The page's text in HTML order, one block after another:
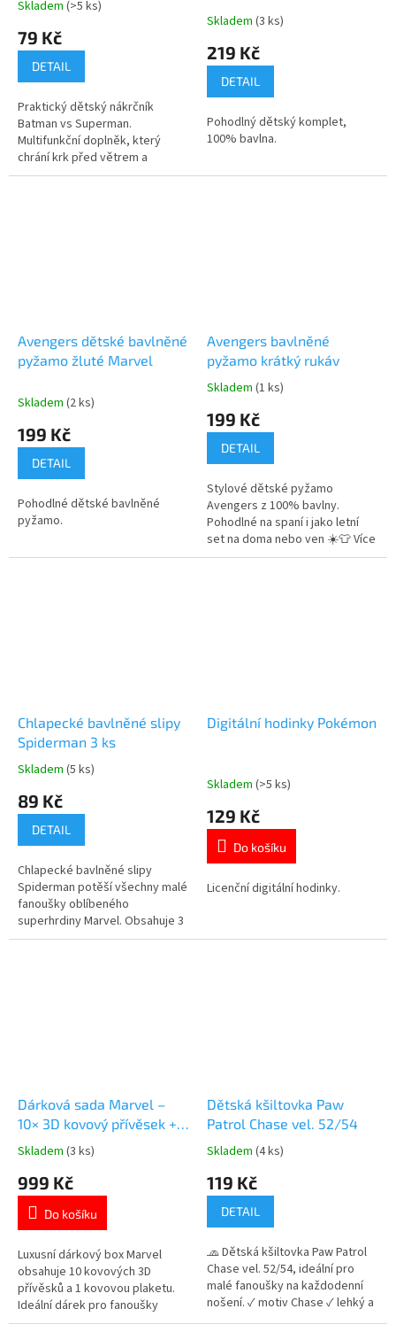
Průměrné
produktu
5
hvězdiček.
Skladem (>5 ks)
79 Kč
DETAIL
Praktický dětský nákrčník
Batman vs Superman.
Multifunkční doplněk, který
chrání krk před větrem a
chladem. 🦇🦸‍♂️ Více produktů s
Skladem (3 ks)
219 Kč
DETAIL
Pohodlný dětský komplet,
100% bavlna.
Avengers dětské bavlněné
pyžamo žluté Marvel
Skladem (2 ks)
199 Kč
DETAIL
Pohodlné dětské bavlněné
pyžamo.
Avengers bavlněné
pyžamo krátký rukáv
Průměrné
produktu
5
hvězdiček.
Skladem (1 ks)
199 Kč
DETAIL
Stylové dětské pyžamo
Avengers z 100% bavlny.
Pohodlné na spaní i jako letní
set na doma nebo ven ☀️👕 Více
produktů s
Chlapecké bavlněné slipy
Spiderman 3 ks
Průměrné
produktu
5
hvězdiček.
Skladem (5 ks)
89 Kč
DETAIL
Chlapecké bavlněné slipy
Spiderman potěší všechny malé
fanoušky oblíbeného
superhrdiny Marvel. Obsahuje 3
slipy s různými motivy
Digitální hodinky Pokémon
Skladem (>5 ks)
129 Kč
Do košíku
Licenční digitální hodinky.
Dárková sada Marvel –
10× 3D kovový přívěsek +
kovová plaketa
Průměrné
produktu
5,0
5
hvězdiček.
Skladem (3 ks)
999 Kč
Do košíku
Luxusní dárkový box Marvel
obsahuje 10 kovových 3D
přívěsků a 1 kovovou plaketu.
Ideální dárek pro fanoušky
superhrdinů 💥🎁 Více produktů
Dětská kšiltovka Paw
Patrol Chase vel. 52/54
Průměrné
produktu
5
hvězdiček.
Skladem (4 ks)
119 Kč
DETAIL
🧢 Dětská kšiltovka Paw Patrol
Chase vel. 52/54, ideální pro
malé fanoušky na každodenní
nošení. ✓ motiv Chase ✓ lehký a
prodyšný materiál ✓